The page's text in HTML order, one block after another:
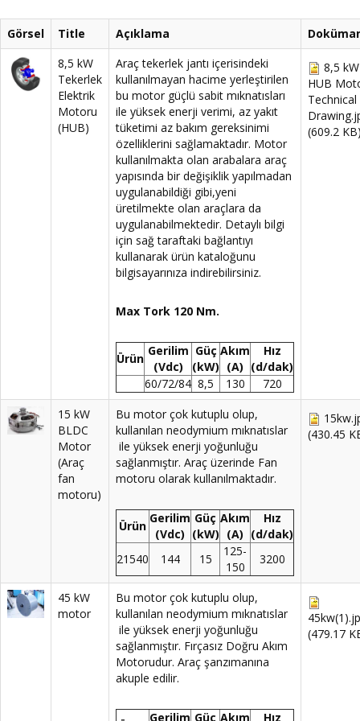
Görsel Title Açıklama
8,5 kW
Tekerlek
Elektrik
Motoru
(HUB)
Araç tekerlek jantı içerisindeki
kullanılmayan hacime yerleştirilen
bu motor güçlü sabit mıknatısları
ile yüksek enerji verimi, az yakıt
tüketimi az bakım gereksinimi
özelliklerini sağlamaktadır. Motor
kullanılmakta olan arabalara araç
yapısında bir değişiklik yapılmadan
uygulanabildiği gibi,yeni
üretilmekte olan araçlara da
uygulanabilmektedir. Detaylı bilgi
için sağ taraftaki bağlantıyı
kullanarak ürün kataloğunu
bilgisayarınıza indirebilirsiniz.
Max Tork 120 Nm.
Ürün
Gerilim
(Vdc)
Güç
(kW)
Akım
(A)
Hız
(d/dak)
60/72/84 8,5 130 720
8,5 kW
HUB
Technical
(609.2
15 kW
BLDC
Motor
(Araç
fan
motoru)
Bu motor çok kutuplu olup,
kullanılan neodymium mıknatıslar
ile yüksek enerji yoğunluğu
sağlanmıştır. Araç üzerinde Fan
motoru olarak kullanılmaktadır.
Ürün
Gerilim
(Vdc)
Güç
(kW)
Akım
(A)
Hız
(d/dak)
21540
144 15
125-
150
3200
(430.45
45 kW
motor
Bu motor çok kutuplu olup,
kullanılan neodymium mıknatıslar
ile yüksek enerji yoğunluğu
sağlanmıştır. Fırçasız Doğru Akım
Motorudur. Araç şanzımanına
akuple edilir.
Gerilim Güç Akım Hız
(479.17